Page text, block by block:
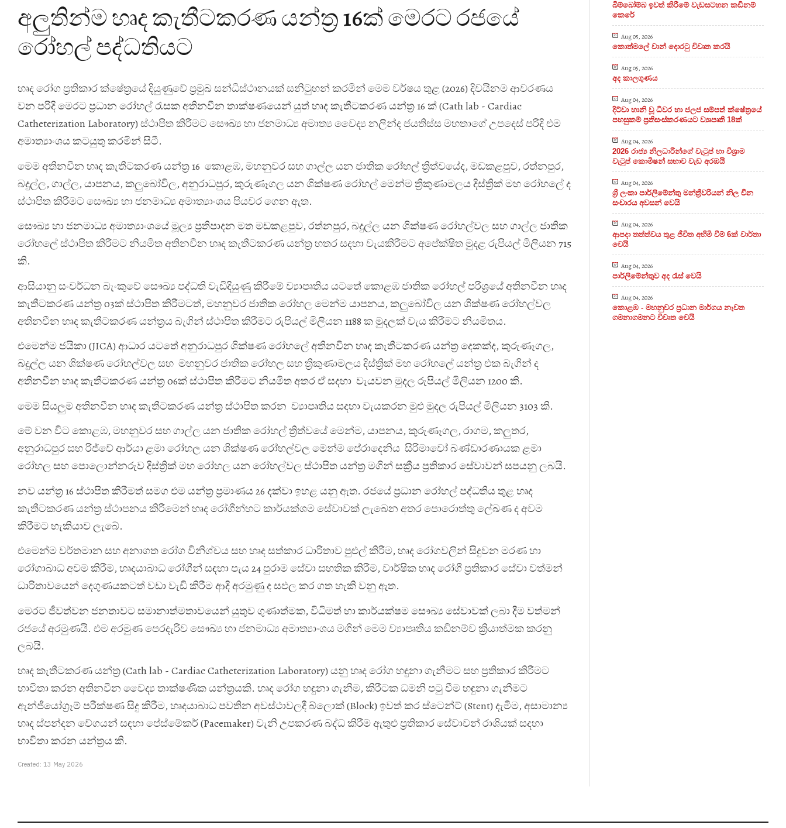
අලුතින්ම හෘද කැතීටකරණ යන්ත්‍ර 16ක් මෙරට රජයේ
රෝහල් පද්ධතියට
හෘද රෝග ප්‍රතිකාර ක්ෂේත්‍රයේ දියුණුවේ ප්‍රමුඛ සන්ධිස්ථානයක් සනිටුහන් කරමින් මෙම වර්ෂය තුළ (2026) දිවයිනම ආවරණය
වන පරිදි මෙරට ප්‍රධාන රෝහල් රැසක අතිනවීන තාක්ෂණයෙන් යුත් හෘද කැතීටකරණ යන්ත්‍ර 16 ක් (Cath lab - Cardiac
Catheterization Laboratory) ස්ථාපිත කිරීමට සෞඛ්‍ය හා ජනමාධ්‍ය අමාත්‍ය වෛද්‍ය නලින්ද ජයතිස්ස මහතාගේ උපදෙස් පරිදි එම
අමාත්‍යාංශය කටයුතු කරමින් සිටී.
මෙම අතිනවීන හෘද කැතීටකරණ යන්ත්‍ර 16 කොළඹ, මහනුවර සහ ගාල්ල යන ජාතික රෝහල් ත්‍රිත්වයේද, මඩකළපුව, රත්නපුර,
බදුල්ල, ගාල්ල, යාපනය, කලුබෝවිල, අනුරාධපුර, කුරුණෑගල යන ශික්ෂණ රෝහල් මෙන්ම ත්‍රිකුණාමලය දිස්ත්‍රික් මහ රෝහලේ ද
ස්ථාපිත කිරීමට සෞඛ්‍ය හා ජනමාධ්‍ය අමාත්‍යාංශය පියවර ගෙන ඇත.
සෞඛ්‍ය හා ජනමාධ්‍ය අමාත්‍යාංශයේ මූල්‍ය ප්‍රතිපාදන මත මඩකළපුව, රත්නපුර, බදුල්ල යන ශික්ෂණ රෝහල්වල සහ ගාල්ල ජාතික
රෝහලේ ස්ථාපිත කිරීමට නියමිත අතිනවීන හෘද කැතීටකරණ යන්ත්‍ර හතර සදහා වැයකිරීමට අපේක්ෂිත මුදළ රුපියල් මිලියන 715
කි.
ආසියානු සංවර්ධන බැංකුවේ සෞඛ්‍ය පද්ධති වැඩිදියුණු කිරීමේ ව්‍යාපෘතිය යටතේ කොළඹ ජාතික රෝහල් පරිශ්‍රයේ අතිනවීන හෘද
කැතීටකරණ යන්ත්‍ර 03ක් ස්ථාපිත කිරීමටත්, මහනුවර ජාතික රෝහල මෙන්ම යාපනය, කලුබෝවිල යන ශික්ෂණ රෝහල්වල
අතිනවීන හෘද කැතීටකරණ යන්ත්‍රය බැගින් ස්ථාපිත කිරීමට රුපියල් මිලියන 1188 ක මුදලක් වැය කිරීමට නියමිතය.
එමෙන්ම ජයිකා (JICA) ආධාර යටතේ අනුරාධපුර ශික්ෂණ රෝහලේ අතිනවීන හෘද කැතීටකරණ යන්ත්‍ර දෙකක්ද, කුරුණෑගල,
බදුල්ල යන ශික්ෂණ රෝහල්වල සහ මහනුවර ජාතික රෝහල සහ ත්‍රිකුණාමලය දිස්ත්‍රික් මහ රෝහලේ යන්ත්‍ර එක බැගින් ද
අතිනවීන හෘද කැතීටකරණ යන්ත්‍ර 06ක් ස්ථාපිත කිරීමට නියමිත අතර ඒ සදහා වැයවන මුදල රුපියල් මිලියන 1200 කි.
මෙම සියලුම අතිනවීන හෘද කැතීටකරණ යන්ත්‍ර ස්ථාපිත කරන ව්‍යාපෘතිය සදහා වැයකරන මුළු මුදල රුපියල් මිලියන 3103 කි.
මේ වන විට කොළඹ, මහනුවර සහ ගාල්ල යන ජාතික රෝහල් ත්‍රිත්වයේ මෙන්ම, යාපනය, කුරුණෑගල, රාගම, කලුතර,
අනුරාධපුර සහ රිජ්වේ ආර්යා ළමා රෝහල යන ශික්ෂණ රෝහල්වල මෙන්ම පේරාදෙනිය සිරිමාවෝ බණ්ඩාරණායක ළමා
රෝහල සහ පොලොන්නරුව දිස්ත්‍රික් මහ රෝහල යන රෝහල්වල ස්ථාපිත යන්ත්‍ර මගින් සක්‍රීය ප්‍රතිකාර සේවාවන් සපයනු ලබයි.
නව යන්ත්‍ර 16 ස්ථාපිත කිරීමත් සමග එම යන්ත්‍ර ප්‍රමාණය 26 දක්වා ඉහළ යනු ඇත. රජයේ ප්‍රධාන රෝහල් පද්ධතිය තුළ හෘද
කැතීටකරණ යන්ත්‍ර ස්ථාපනය කිරීමෙන් හෘද රෝගීන්හට කාර්යක්ශම සේවාවක් ලැබෙන අතර පොරොත්තු ලේඛණ ද අවම
කිරීමට හැකියාව ලැබේ.
එමෙන්ම වර්තමාන සහ අනාගත රෝග විනිශ්චය සහ හෘද සත්කාර ධාරිතාව පුළුල් කිරීම, හෘද රෝගවලින් සිදුවන මරණ හා
රෝගාබාධ අවම කිරීම, හෘදයාබාධ රෝගීන් සඳහා පැය 24 පුරාම සේවා සහතික කිරීම, වාර්ෂික හෘද රෝගී ප්‍රතිකාර සේවා වත්මන්
ධාරිතාවයෙන් දෙගුණයකටත් වඩා වැඩි කිරීම ආදි අරමුණු ද සඵල කර ගත හැකි වනු ඇත.
මෙරට ජීවත්වන ජනතාවට සමානාත්මතාවයෙන් යුතුව ගුණාත්මක, විධිමත් හා කාර්යක්ෂම සෞඛ්‍ය සේවාවක් ලබා දීම වත්මන්
රජයේ අරමුණයි. එම අරමුණ පෙරදැරිව සෞඛ්‍ය හා ජනමාධ්‍ය අමාත්‍යාංශය මගින් මෙම ව්‍යාපෘතිය කඩිනම්ව ක්‍රියාත්මක කරනු
ලබයි.
හෘද කැතීටකරණ යන්ත්‍ර (Cath lab - Cardiac Catheterization Laboratory) යනු හෘද රෝග හඳුනා ගැනීමට සහ ප්‍රතිකාර කිරීමට
භාවිතා කරන අතිනවීන වෛද්‍ය තාක්ෂණික යන්ත්‍රයකි. හෘද රෝග හඳුනා ගැනීම, කිරීටක ධමනි පටු වීම හඳුනා ගැනීමට
ඇන්ජියෝග්‍රෑම් පරීක්ෂණ සිදු කිරීම, හෘදයාබාධ පවතින අවස්ථාවලදී බ්ලොක් (Block) ඉවත් කර ස්ටෙන්ට් (Stent) දැමීම, අසාමාන්‍ය
හෘද ස්පන්දන වේගයන් සඳහා පේස්මේකර් (Pacemaker) වැනි උපකරණ බද්ධ කිරීම ඇතුළු ප්‍රතිකාර සේවාවන් රාශියක් සදහා
භාවිතා කරන යන්ත්‍රය කි.
Created: 13 May 2026
බිම්බෝම්බ ඉවත් කිරීමේ වැඩසටහන කඩිනම්
කෙරේ
Aug 05, 2026
කොත්මලේ වාන් දොරටු විවෘත කරයි
Aug 05, 2026
අද කාලගුණය
Aug 04, 2026
දිට්වා හානි වූ ධීවර හා ජලජ සම්පත් ක්ෂේත්‍රයේ
පහසුකම් ප්‍රතිසංස්කරණයට ව්‍යෘපෘති 18ක්
Aug 04, 2026
2026 රාජ්‍ය නිලධාරීන්ගේ වැටුප් හා විශ්‍රාම
වැටුප් කොමිෂන් සභාව වැඩ අරඹයි
Aug 04, 2026
ශ්‍රී ලංකා පාර්ලිමේන්තු මන්ත්‍රීවරියන් නිල චීන
සංචාරය අවසන් වෙයි
Aug 04, 2026
ආපදා තත්ත්වය තුළ ජීවිත අහිමි වීම් 6ක් වාර්තා
වෙයි
Aug 04, 2026
පාර්ලිමේන්තුව අද රැස් වෙයි
Aug 04, 2026
කොළඹ - මහනුවර ප්‍රධාන මාර්ගය නැවත
ගමනාගමනට විවෘත වෙයි